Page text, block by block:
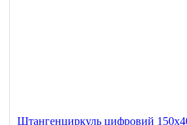
Штангенциркуль цифровий